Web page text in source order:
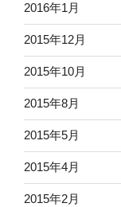
2016年1月
2015年12月
2015年10月
2015年8月
2015年5月
2015年4月
2015年2月